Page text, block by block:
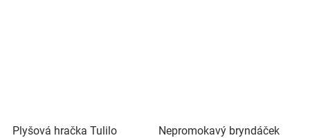
Plyšová hračka Tulilo
Nepromokavý bryndáček